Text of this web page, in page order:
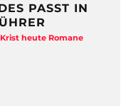
PASST IN
heute Romane